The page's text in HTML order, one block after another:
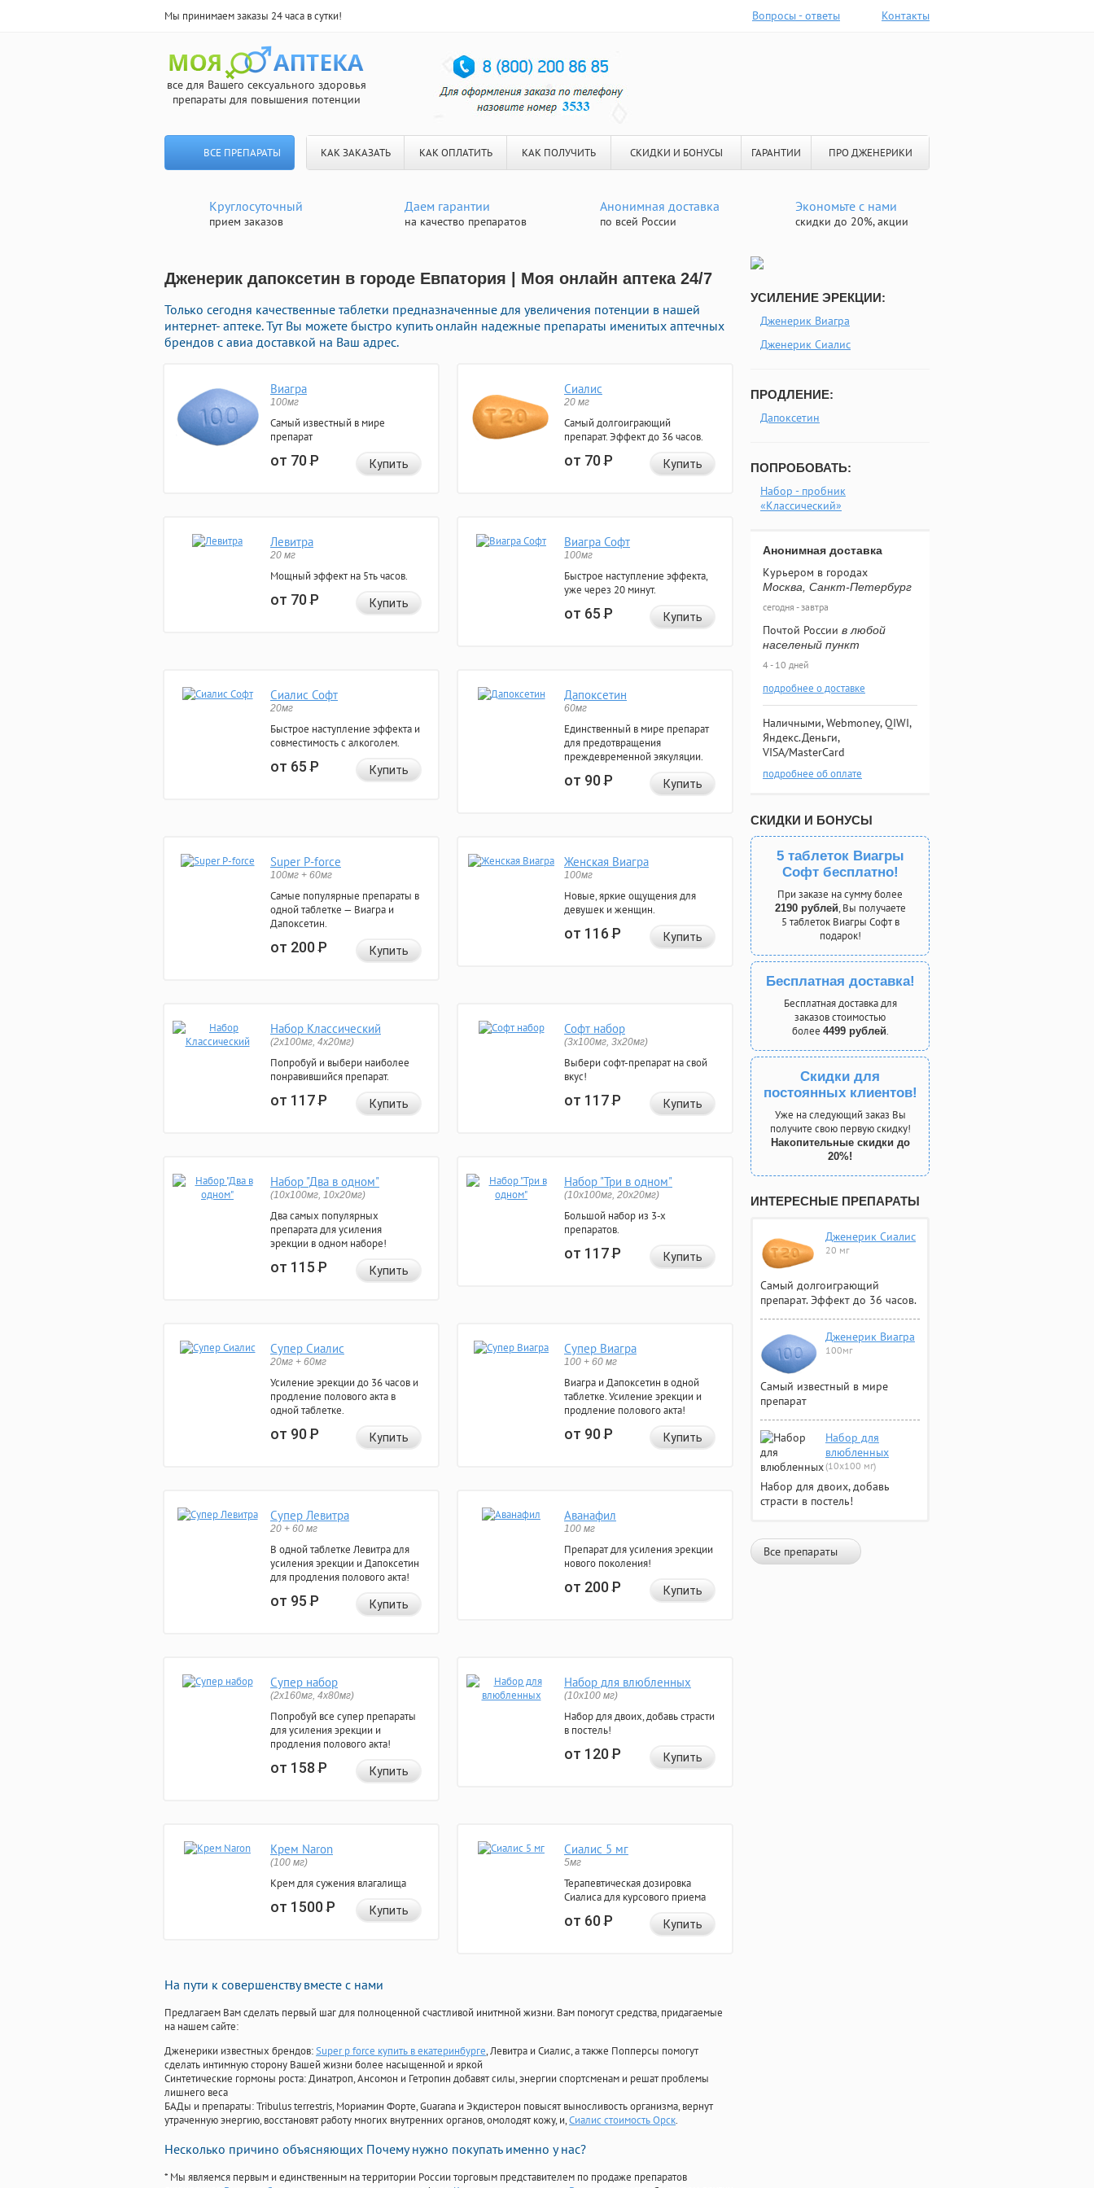
Мы принимаем заказы 24 часа в сутки! Вопросы - ответы Контакты
все для Вашего сексуального здоровья
препараты для повышения потенции
ВСЕ ПРЕПАРАТЫ КАК ЗАКАЗАТЬ КАК ОПЛАТИТЬ КАК ПОЛУЧИТЬ СКИДКИ И БОНУСЫ ГАРАНТИИ ПРО ДЖЕНЕРИКИ
Круглосуточный
прием заказов
Даем гарантии
на качество препаратов
Анонимная доставка
по всей России
Экономьте с нами
скидки до 20%, акции
Дженерик дапоксетин в городе Евпатория | Моя онлайн аптека 24/7
Только сегодня качественные таблетки предназначенные для увеличения потенции в нашей
интернет- аптеке. Тут Вы можете быстро купить онлайн надежные препараты именитых аптечных
брендов с авиа доставкой на Ваш адрес.
Виагра
100мг
Самый известный в мире
препарат
от 70Р Купить
Сиалис
20 мг
Самый долгоиграющий
препарат. Эффект до 36 часов.
от 70Р Купить
Левитра
20 мг
Мощный эффект на 5ть часов.
от 70Р Купить
Виагра Софт
100мг
Быстрое наступление эффекта,
уже через 20 минут.
от 65Р Купить
Сиалис Софт
20мг
Быстрое наступление эффекта и
совместимость с алкоголем.
от 65Р Купить
Дапоксетин
60мг
Единственный в мире препарат
для предотвращения
преждевременной эякуляции.
от 90Р Купить
Super P-force
100мг + 60мг
Самые популярные препараты в
одной таблетке — Виагра и
Дапоксетин.
от 200Р Купить
Женская Виагра
100мг
Новые, яркие ощущения для
девушек и женщин.
от 116Р Купить
Набор Классический
(2x100мг, 4x20мг)
Попробуй и выбери наиболее
понравившийся препарат.
от 117Р Купить
Софт набор
(3x100мг, 3x20мг)
Выбери софт-препарат на свой
вкус!
от 117Р Купить
Набор "Два в одном"
(10x100мг, 10x20мг)
Два самых популярных
препарата для усиления
эрекции в одном наборе!
от 115Р Купить
Набор "Три в одном"
(10x100мг, 20x20мг)
Большой набор из 3-х
препаратов.
от 117Р Купить
Супер Сиалис
20мг + 60мг
Усиление эрекции до 36 часов и
продление полового акта в
одной таблетке.
от 90Р Купить
Супер Виагра
100 + 60 мг
Виагра и Дапоксетин в одной
таблетке. Усиление эрекции и
продление полового акта!
от 90Р Купить
Супер Левитра
20 + 60 мг
В одной таблетке Левитра для
усиления эрекции и Дапоксетин
для продления полового акта!
от 95Р Купить
Аванафил
100 мг
Препарат для усиления эрекции
нового поколения!
от 200Р Купить
Супер набор
(2х160мг, 4х80мг)
Попробуй все супер препараты
для усиления эрекции и
продления полового акта!
от 158Р Купить
Набор для влюбленных
(10х100 мг)
Набор для двоих, добавь страсти
в постель!
от 120Р Купить
Крем Naron
(100 мг)
Крем для сужения влагалища
от 1500Р Купить
Сиалис 5 мг
5мг
Терапевтическая дозировка
Сиалиса для курсового приема
от 60Р Купить
На пути к совершенству вместе с нами
Предлагаем Вам сделать первый шаг для полноценной счастливой инитмной жизни. Вам помогут средства, придагаемые
на нашем сайте:
Дженерики известных брендов:Super p force купить в екатеринбурге, Левитра и Сиалис, а также Попперсы помогут
сделать интимную сторону Вашей жизни более насыщенной и яркой
Синтетические гормоны роста: Динатроп, Ансомон и Гетропин добавят силы, энергии спортсменам и решат проблемы
лишнего веса
БАДы и препараты:Tribulus terrestris, Мориамин Форте, Guarana и Экдистерон повысят выносливость организма, вернут
утраченную энергию, восстановят работу многих внутренних органов, омолодят кожу, и,Сиалис стоимость Орск.
Несколько причино объясняющих Почему нужно покупать именно у нас?
* Мы являемся первым и единственным на территории России торговым представителем по продаже препаратов
УСИЛЕНИЕ ЭРЕКЦИИ:
Дженерик Виагра
Дженерик Сиалис
ПРОДЛЕНИЕ:
Дапоксетин
ПОПРОБОВАТЬ:
Набор - пробник
«Классический»
Анонимная доставка
Курьером в городах
Москва, Санкт-Петербург
сегодня - завтра
Почтой России в любой
населеный пункт
4 - 10 дней
подробнее о доставке
Наличными, Webmoney, QIWI,
Яндекс.Деньги,
VISA/MasterCard
подробнее об оплате
СКИДКИ И БОНУСЫ
5 таблеток Виагры
Софт бесплатно!
При заказе на сумму более
2190 рублей, Вы получаете
5 таблеток Виагры Софт в
подарок!
Бесплатная доставка!
Бесплатная доставка для
заказов стоимостью
более 4499 рублей.
Скидки для
постоянных клиентов!
Уже на следующий заказ Вы
получите свою первую скидку!
Накопительные скидки до
20%!
ИНТЕРЕСНЫЕ ПРЕПАРАТЫ
Дженерик Сиалис
20 мг
Самый долгоиграющий
препарат. Эффект до 36 часов.
Дженерик Виагра
100мг
Самый известный в мире
препарат
Набор для
влюбленных
(10х100 мг)
Набор для двоих, добавь
страсти в постель!
Все препараты